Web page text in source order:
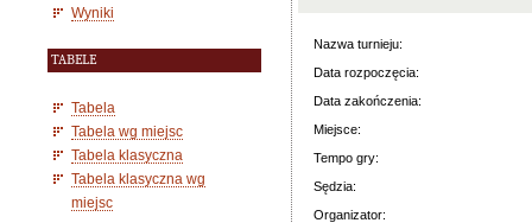
Wyniki
TABELE
Tabela
Tabela wg miejsc
Tabela klasyczna
Tabela klasyczna wg
miejsc
Nazwa turnieju:
Data rozpoczęcia:
Data zakończenia:
Miejsce:
Tempo gry:
Sędzia:
Organizator: